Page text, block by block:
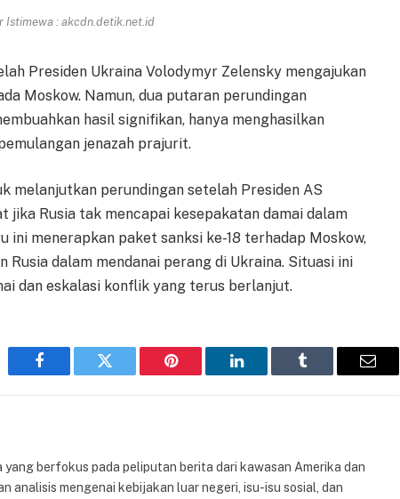
Istimewa : akcdn.detik.net.id
Presiden Ukraina Volodymyr Zelensky mengajukan
Moskow. Namun, dua putaran perundingan
hasil signifikan, hanya menghasilkan
jenazah prajurit.
melanjutkan perundingan setelah Presiden AS
jika Rusia tak mencapai kesepakatan damai dalam
ini menerapkan paket sanksi ke-18 terhadap Moskow,
dalam mendanai perang di Ukraina. Situasi ini
dan eskalasi konflik yang terus berlanjut.
Facebook Twitter Pinterest LinkedIn Tumblr Email
berfokus pada peliputan berita dari kawasan Amerika dan
analisis mengenai kebijakan luar negeri, isu-isu sosial, dan